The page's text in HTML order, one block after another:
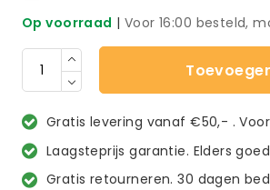
Op voorraad | Voor 16:00 besteld,
Gratis levering vanaf €50,- .
Laagsteprijs garantie. Elders
Gratis retourneren. 30 dagen